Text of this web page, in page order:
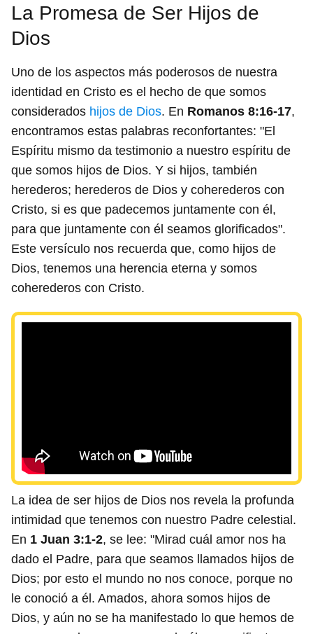
La Promesa de Ser Hijos de
Dios
Uno de los aspectos más poderosos de nuestra
identidad en Cristo es el hecho de que somos
considerados hijos de Dios. En Romanos 8:16-17,
encontramos estas palabras reconfortantes: "El
Espíritu mismo da testimonio a nuestro espíritu de
que somos hijos de Dios. Y si hijos, también
herederos; herederos de Dios y coherederos con
Cristo, si es que padecemos juntamente con él,
para que juntamente con él seamos glorificados".
Este versículo nos recuerda que, como hijos de
Dios, tenemos una herencia eterna y somos
coherederos con Cristo.
La idea de ser hijos de Dios nos revela la profunda
intimidad que tenemos con nuestro Padre celestial.
En 1 Juan 3:1-2, se lee: "Mirad cuál amor nos ha
dado el Padre, para que seamos llamados hijos de
Dios; por esto el mundo no nos conoce, porque no
le conoció a él. Amados, ahora somos hijos de
Dios, y aún no se ha manifestado lo que hemos de